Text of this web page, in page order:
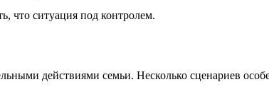
что ситуация под контролем.
действиями семьи. Несколько сценариев